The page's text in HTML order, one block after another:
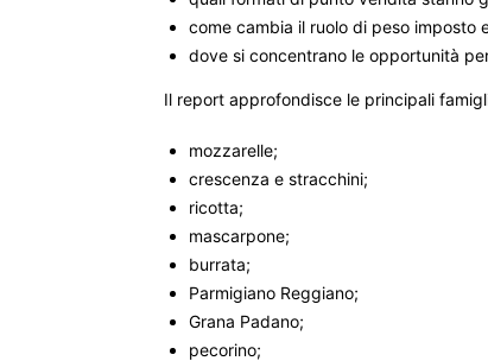
come cambia il ruolo di peso imposto
dove si concentrano le opportunità
Il report approfondisce le principali
mozzarelle;
crescenza e stracchini;
ricotta;
mascarpone;
burrata;
Parmigiano Reggiano;
Grana Padano;
pecorino;